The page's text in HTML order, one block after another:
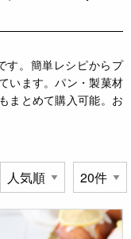
す。簡単レシピからプ
います。パン・製菓材
まとめて購入可能。お